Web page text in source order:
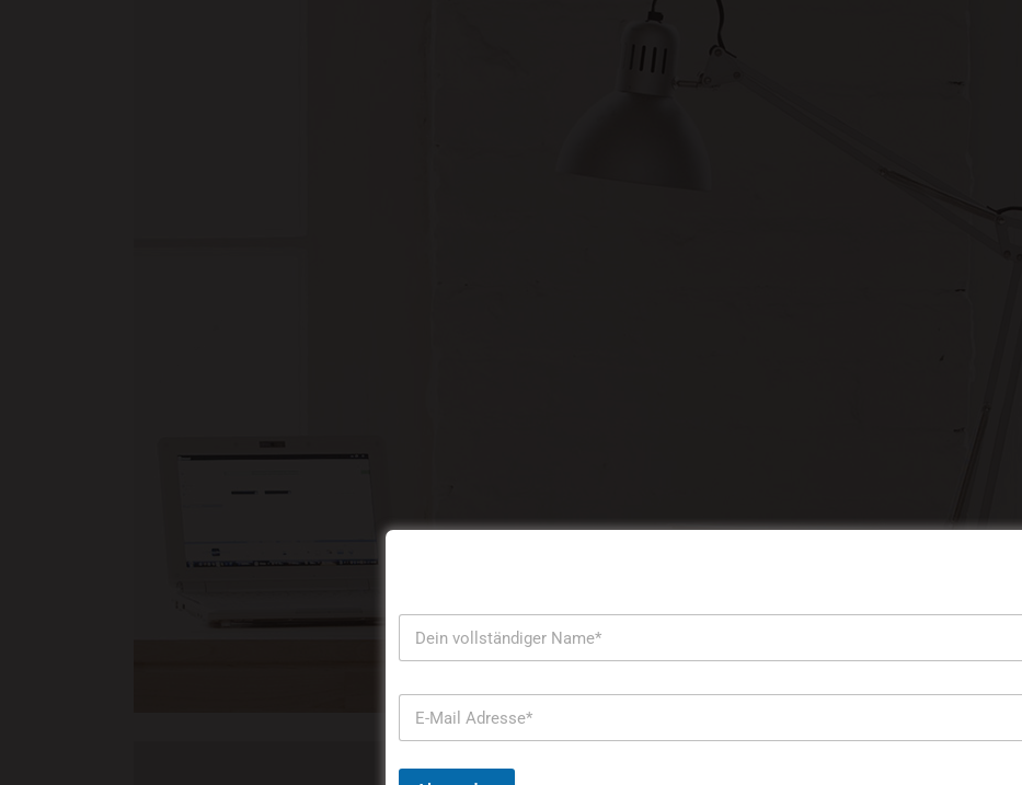
Diese Website verwendet Cookies, um Ihre Erfahrung zu
verbessern. Wir gehen davon aus, dass Sie damit
einverstanden sind, aber Sie können sich abmelden, wenn Sie
Cookie-Einstellungen